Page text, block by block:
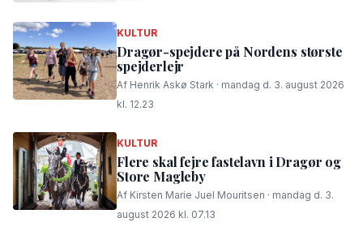
KULTUR
Dragør-spejdere på Nordens største
spejderlejr
Af Henrik Askø Stark · mandag d. 3. august 2026
kl. 12.23
KULTUR
Flere skal fejre fastelavn i Dragør og
Store Magleby
Af Kirsten Marie Juel Mouritsen · mandag d. 3.
august 2026 kl. 07.13